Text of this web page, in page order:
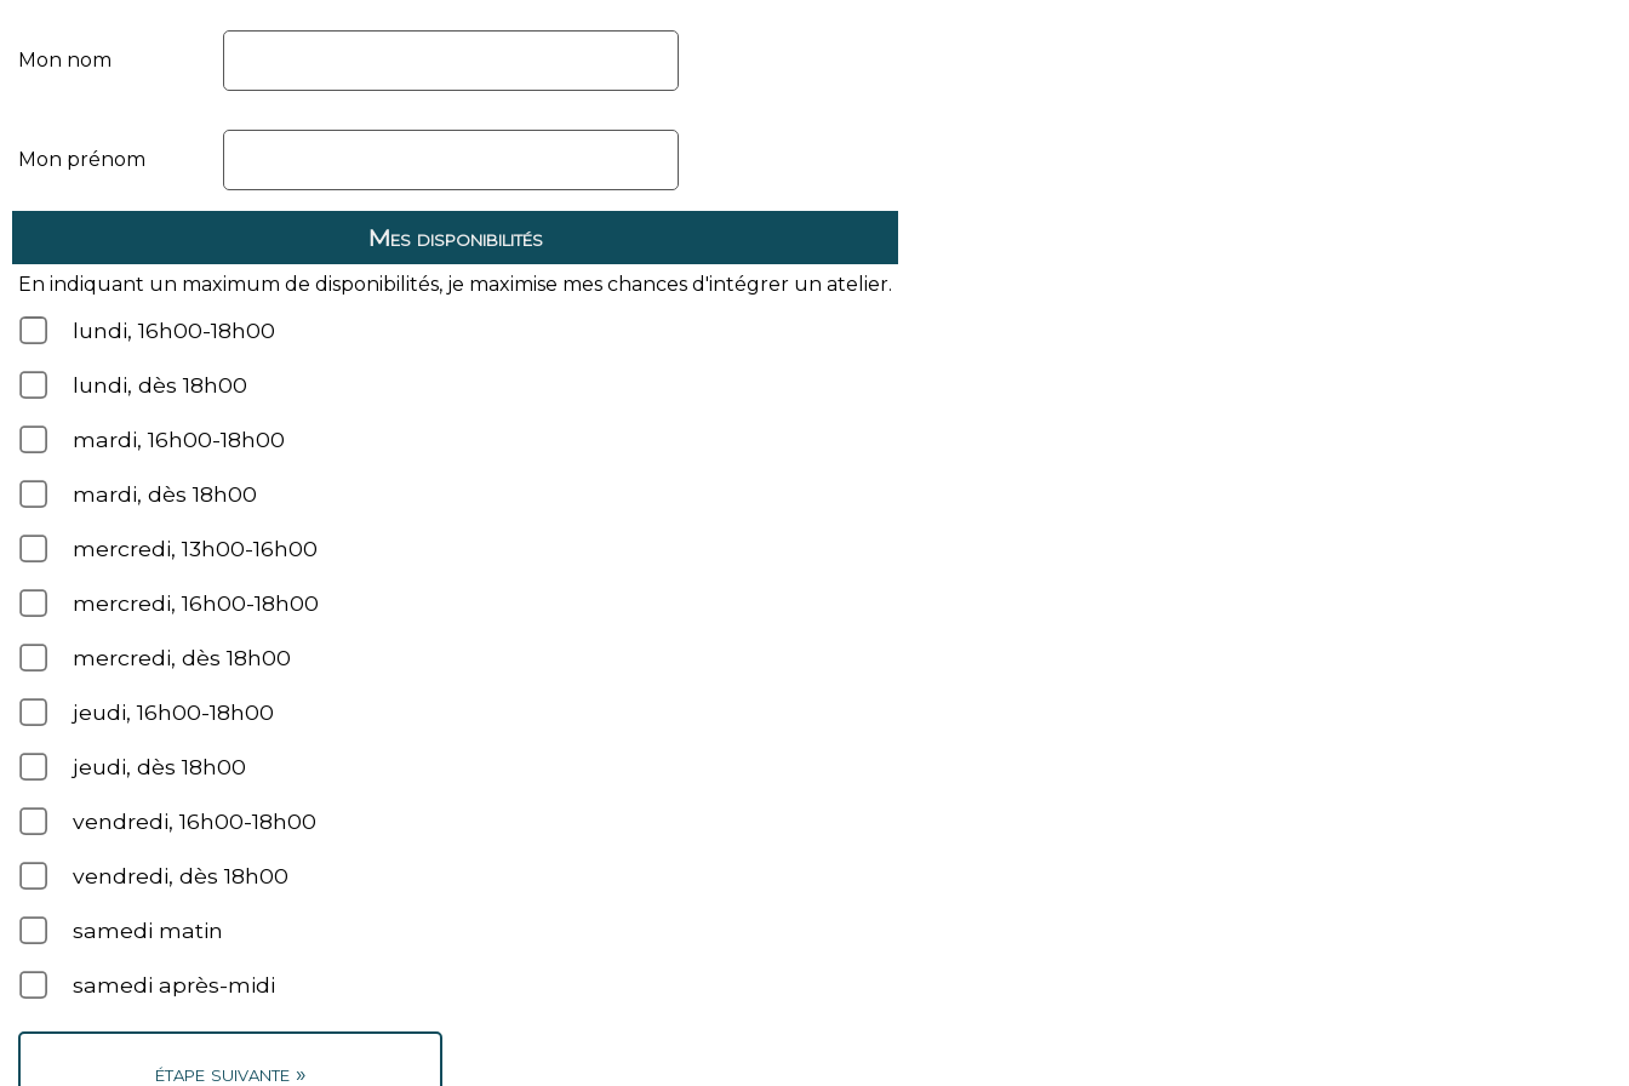
Mon nom
Mon prénom
Mes disponibilités
En indiquant un maximum de disponibilités, je maximise mes chances d'intégrer un atelier.
lundi, 16h00-18h00
lundi, dès 18h00
mardi, 16h00-18h00
mardi, dès 18h00
mercredi, 13h00-16h00
mercredi, 16h00-18h00
mercredi, dès 18h00
jeudi, 16h00-18h00
jeudi, dès 18h00
vendredi, 16h00-18h00
vendredi, dès 18h00
samedi matin
samedi après-midi